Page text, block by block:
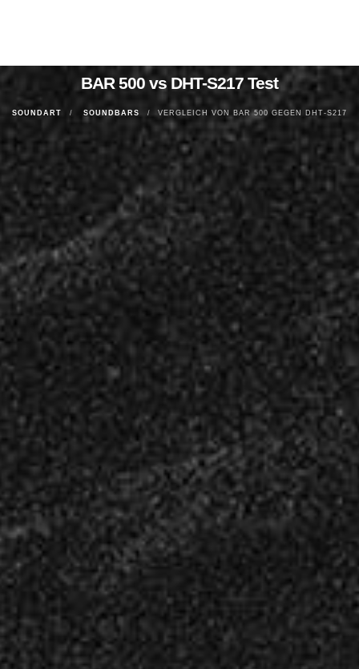
BAR 500 vs DHT-S217 Test
SOUNDART SOUNDBARS VERGLEICH VON BAR 500 GEGEN DHT-S217